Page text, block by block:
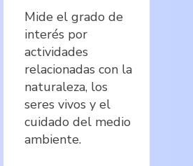
Mide el grado de
interés por
actividades
relacionadas con la
naturaleza, los
seres vivos y el
cuidado del medio
ambiente.